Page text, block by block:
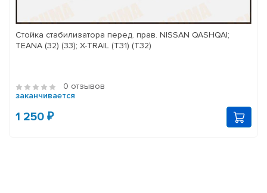
Стойка стабилизатора перед. прав. NISSAN QASHQAI;
TEANA (32) (33); X-TRAIL (T31) (T32)
0 отзывов
заканчивается
1 250 ₽